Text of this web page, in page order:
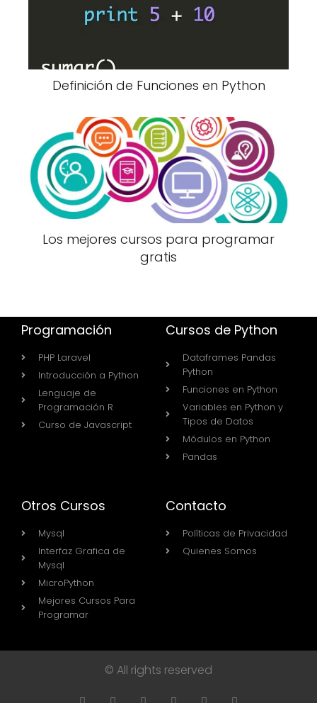
Definición de Funciones en Python
Los mejores cursos para programar
gratis
Programación
PHP Laravel
Introducción a Python
Lenguaje de
Programación R
Curso de Javascript
Cursos de Python
Dataframes Pandas
Python
Funciones en Python
Variables en Python y
Tipos de Datos
Módulos en Python
Pandas
Otros Cursos
Mysql
Interfaz Grafica de
Mysql
MicroPython
Mejores Cursos Para
Programar
Contacto
Políticas de Privacidad
Quienes Somos
© All rights reserved